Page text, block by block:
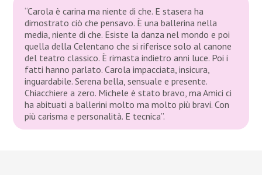
“Carola è carina ma niente di che. E stasera ha
dimostrato ciò che pensavo. È una ballerina nella
media, niente di che. Esiste la danza nel mondo e poi
quella della Celentano che si riferisce solo al canone
del teatro classico. È rimasta indietro anni luce. Poi i
fatti hanno parlato. Carola impacciata, insicura,
inguardabile. Serena bella, sensuale e presente.
Chiacchiere a zero. Michele è stato bravo, ma Amici ci
ha abituati a ballerini molto ma molto più bravi. Con
più carisma e personalità. E tecnica”.